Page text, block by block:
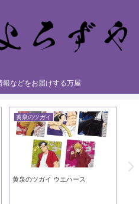
報などをお届けする万屋
黄泉のツガイ
黄泉のツガイ ウエハース